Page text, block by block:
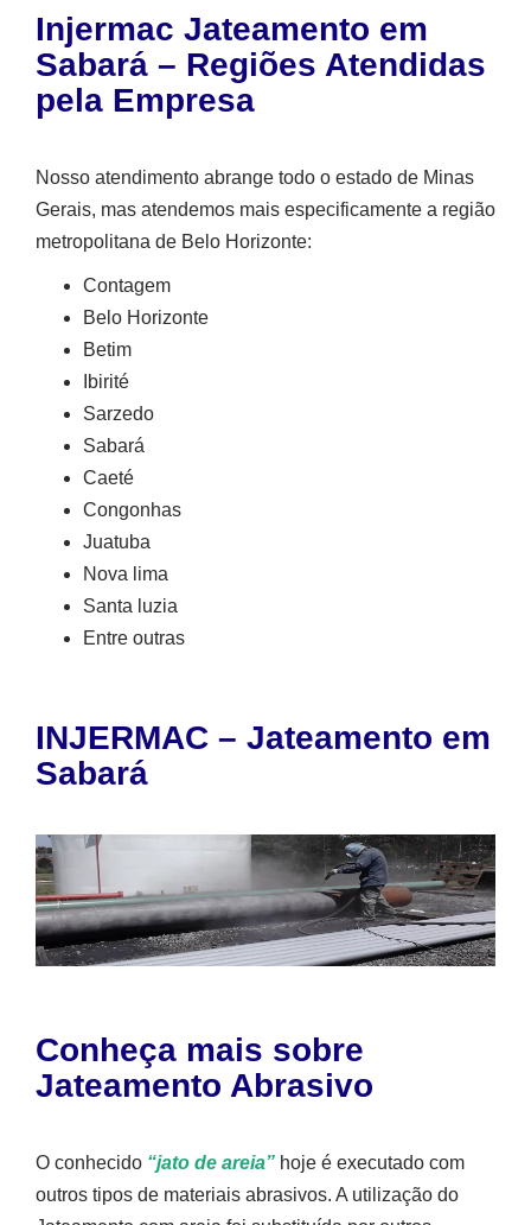
Injermac Jateamento em
Sabará – Regiões Atendidas
pela Empresa
Nosso atendimento abrange todo o estado de Minas
Gerais, mas atendemos mais especificamente a região
metropolitana de Belo Horizonte:
Contagem
Belo Horizonte
Betim
Ibirité
Sarzedo
Sabará
Caeté
Congonhas
Juatuba
Nova lima
Santa luzia
Entre outras
INJERMAC – Jateamento em
Sabará
Conheça mais sobre
Jateamento Abrasivo
O conhecido “jato de areia” hoje é executado com
outros tipos de materiais abrasivos. A utilização do